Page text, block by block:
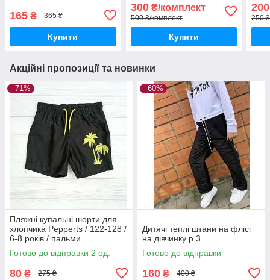
165 ₴ 365 ₴
Купити
300₴/комплект
500 ₴/комплект
Купити
200
250
Акційні пропозиції та новинки
–71%
Пляжні купальні шорти для
хлопчика Pepperts / 122-128 /
6-8 років / пальми
Готово до відправки 2 од.
80 ₴ 275 ₴
–60%
Дитячі теплі штани на флісі
на дівчинку р.3
Готово до відправки
160 ₴ 400 ₴